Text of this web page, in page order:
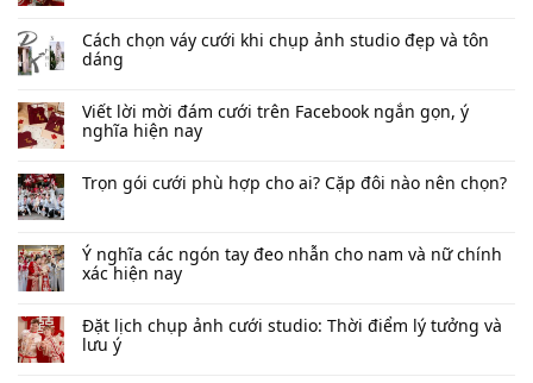
Cách chọn váy cưới khi chụp ảnh studio đẹp và tôn
dáng
Viết lời mời đám cưới trên Facebook​ ngắn gọn, ý
nghĩa hiện nay
Trọn gói cưới phù hợp cho ai? Cặp đôi nào nên chọn?
Ý nghĩa các ngón tay đeo nhẫn cho nam và nữ chính
xác hiện nay
Đặt lịch chụp ảnh cưới studio: Thời điểm lý tưởng và
lưu ý